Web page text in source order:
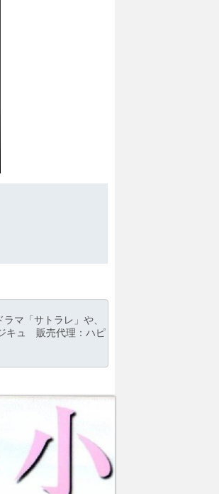
マ「サトラレ」や、
キュ 販売代理：ハピ